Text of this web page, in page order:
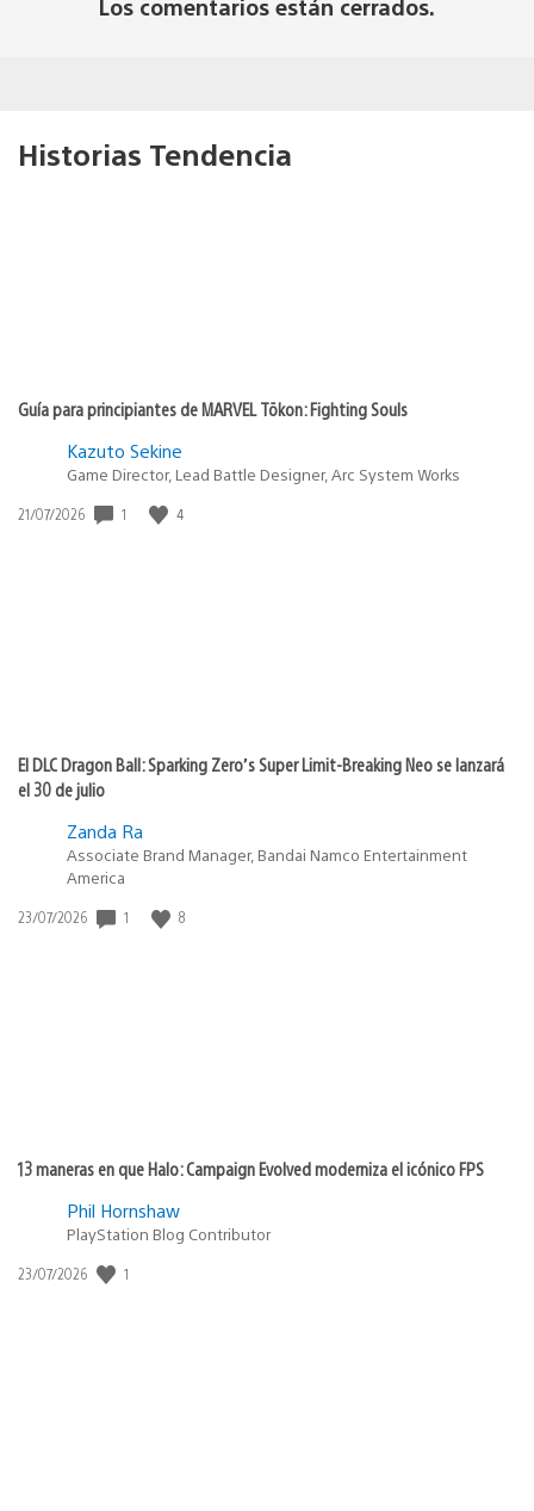
Los comentarios están cerrados.
Historias Tendencia
Guía para principiantes de MARVEL Tōkon: Fighting Souls
Kazuto Sekine
Game Director, Lead Battle Designer, Arc System Works
Fecha
21/07/2026 1 4
El DLC Dragon Ball: Sparking Zero’s Super Limit-Breaking Neo se lanzará
el 30 de julio
Zanda Ra
Associate Brand Manager, Bandai Namco Entertainment
America
Fecha
23/07/2026 1 8
13 maneras en que Halo: Campaign Evolved moderniza el icónico FPS
Phil Hornshaw
PlayStation Blog Contributor
Fecha
23/07/2026 1